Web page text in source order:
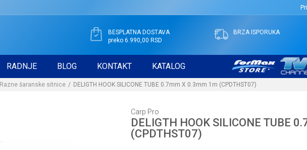
BESPLATNA DOSTAVA
preko 6.990,00 RSD
BRZA ISPORUKA
RADNJE BLOG KONTAKT KATALOG
Razne šaranske sitnice DELIGTH HOOK SILICONE TUBE 0.7mm X 0.3mm 1m (CPDTHST07)
Carp Pro
DELIGTH HOOK SILICONE TUBE
(CPDTHST07)